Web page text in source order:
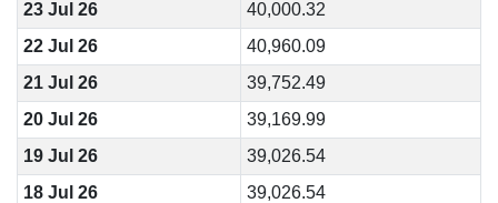
23 Jul 26
40,000.32
22 Jul 26
40,960.09
21 Jul 26
39,752.49
20 Jul 26
39,169.99
19 Jul 26
39,026.54
18 Jul 26
39,026.54